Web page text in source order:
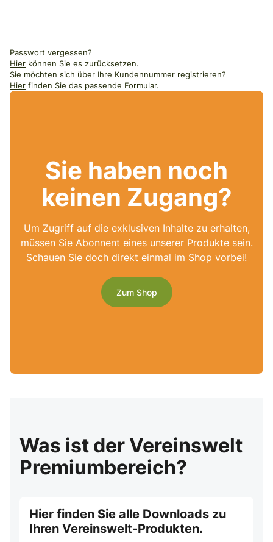
Passwort vergessen?
Hier können Sie es zurücksetzen.
Sie möchten sich über Ihre Kundennummer registrieren?
Hier finden Sie das passende Formular.
Sie haben noch
keinen Zugang?
Um Zugriff auf die exklusiven Inhalte zu erhalten,
müssen Sie Abonnent eines unserer Produkte sein.
Schauen Sie doch direkt einmal im Shop vorbei!
Zum Shop
Was ist der Vereinswelt
Premiumbereich?
Hier finden Sie alle Downloads zu
Ihren Vereinswelt-Produkten.